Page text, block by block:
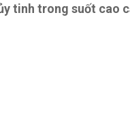
tinh trong suốt cao